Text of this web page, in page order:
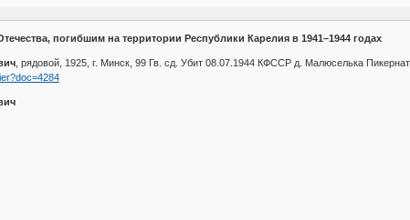
погибшим на территории Республики Карелия в 1941–1944 годах
, рядовой, 1925, г. Минск, 99 Гв. сд. Убит 08.07.1944 КФССР д. Малюселька